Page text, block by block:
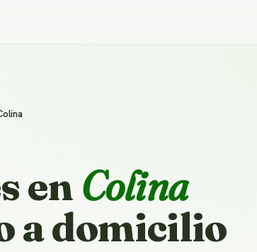
en Colina
a domicilio